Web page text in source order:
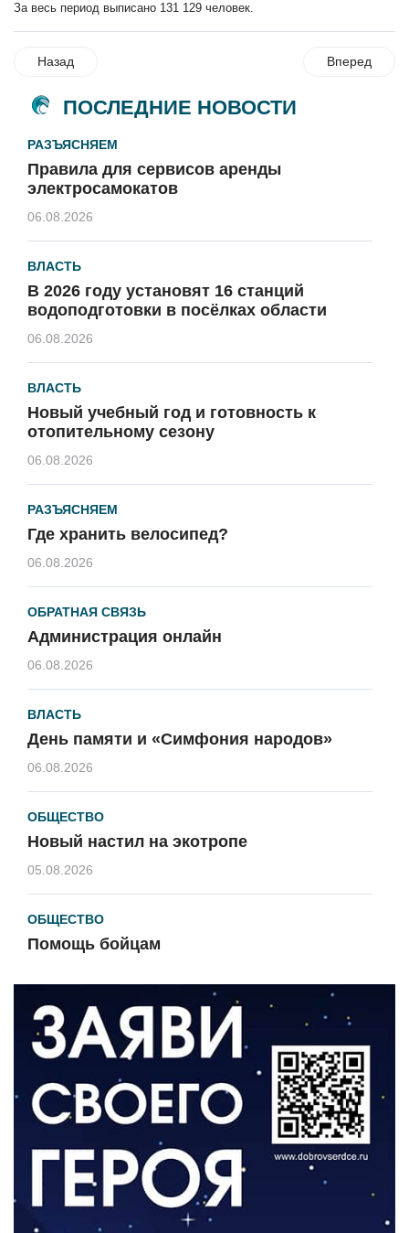
За весь период выписано 131 129 человек.
Назад Вперед
ПОСЛЕДНИЕ НОВОСТИ
РАЗЪЯСНЯЕМ
Правила для сервисов аренды
электросамокатов
06.08.2026
ВЛАСТЬ
В 2026 году установят 16 станций
водоподготовки в посёлках области
06.08.2026
ВЛАСТЬ
Новый учебный год и готовность к
отопительному сезону
06.08.2026
РАЗЪЯСНЯЕМ
Где хранить велосипед?
06.08.2026
ОБРАТНАЯ СВЯЗЬ
Администрация онлайн
06.08.2026
ВЛАСТЬ
День памяти и «Симфония народов»
06.08.2026
ОБЩЕСТВО
Новый настил на экотропе
05.08.2026
ОБЩЕСТВО
Помощь бойцам
ВЛАСТЬ
«Второй старт» для ветеранов СВО
РАЗЪЯСНЯЕМ
Контракт с новой выплатой
05.08.2026